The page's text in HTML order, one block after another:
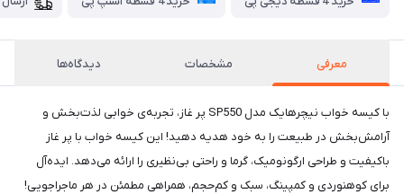
معرفی مشخصات دیدگاه‌ها
با کیسه خواب نیچرهایک مدل SP550 پر غاز، تجربه‌ی خوابی لذت‌بخش و
آرامش‌بخش در طبیعت را به خود هدیه دهید! این کیسه خواب با پر غاز
باکیفیت و طراحی ارگونومیک، گرما و راحتی بی‌نظیری را ارائه می‌دهد. ایده‌آل
برای کوهنوردی و کمپینگ، سبک و کم‌حجم، همراهی مطمئن در هر ماجراجویی!